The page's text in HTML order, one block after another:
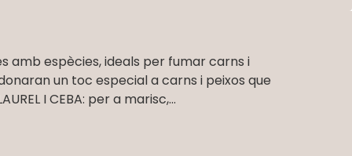
amb espècies, ideals per fumar carns i
un toc especial a carns i peixos que
I CEBA: per a marisc,...